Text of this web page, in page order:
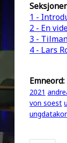
Seksjoner
1 -
2 - En
3 -
4 - Lars
Emneord:
2021
von soest